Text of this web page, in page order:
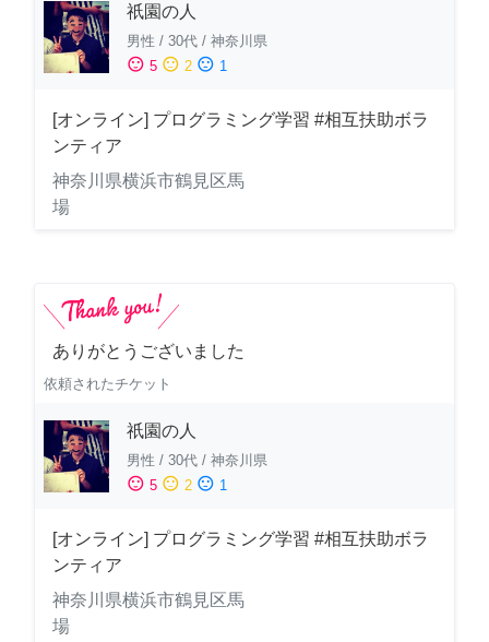
祇園の人
男性 / 30代 / 神奈川県
sentiment_satisfied 5 sentiment_neutral 2 sentiment_dissatisfied 1
[オンライン] プログラミング学習 #相互扶助ボラ
ンティア
神奈川県横浜市鶴見区馬
場
ありがとうございました
依頼されたチケット
祇園の人
男性 / 30代 / 神奈川県
sentiment_satisfied 5 sentiment_neutral 2 sentiment_dissatisfied 1
[オンライン] プログラミング学習 #相互扶助ボラ
ンティア
神奈川県横浜市鶴見区馬
場